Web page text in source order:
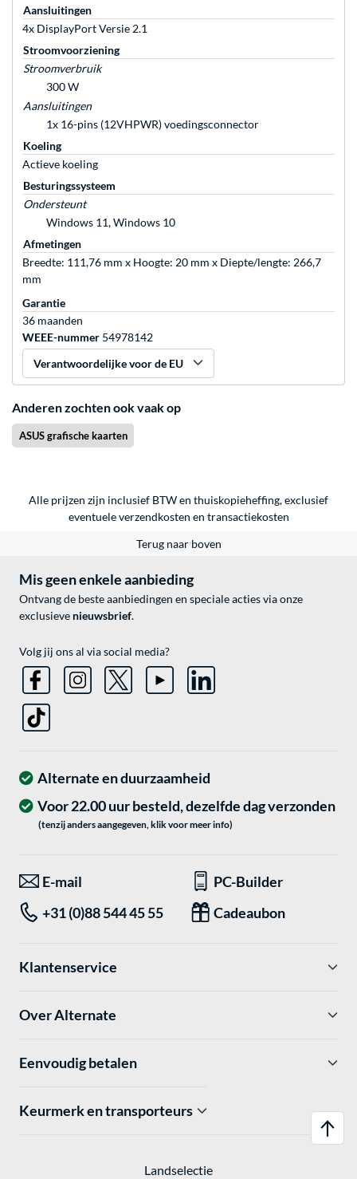
Aansluitingen
4x DisplayPort Versie 2.1
Stroomvoorziening
Stroomverbruik
300 W
Aansluitingen
1x 16-pins (12VHPWR) voedingsconnector
Koeling
Actieve koeling
Besturingssysteem
Ondersteunt
Windows 11, Windows 10
Afmetingen
Breedte: 111,76 mm x Hoogte: 20 mm x Diepte/lengte: 266,7
mm
Garantie
36 maanden
WEEE-nummer 54978142
Verantwoordelijke voor de EU
Anderen zochten ook vaak op
ASUS grafische kaarten
Alle prijzen zijn inclusief BTW en thuiskopieheffing, exclusief
eventueleverzendkosten en transactiekosten
Terug naar boven
Mis geen enkele aanbieding
Ontvang de beste aanbiedingen en speciale acties via onze
exclusieve nieuwsbrief.
Volg jij ons al via social media?
Alternate en duurzaamheid
Voor 22.00 uur besteld, dezelfde dag verzonden
(tenzij anders aangegeven, klik voor meer info)
E-mail
PC-Builder
+31 (0)88 544 45 55
Cadeaubon
Klantenservice
Over Alternate
Eenvoudig betalen
Keurmerk en transporteurs
Landselectie